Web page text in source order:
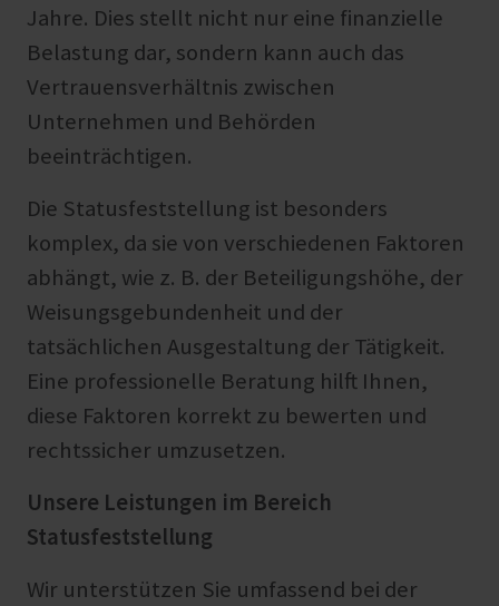
Jahre. Dies stellt nicht nur eine finanzielle
Belastung dar, sondern kann auch das
Vertrauensverhältnis zwischen
Unternehmen und Behörden
beeinträchtigen.
Die Statusfeststellung ist besonders
komplex, da sie von verschiedenen Faktoren
abhängt, wie z. B. der Beteiligungshöhe, der
Weisungsgebundenheit und der
tatsächlichen Ausgestaltung der Tätigkeit.
Eine professionelle Beratung hilft Ihnen,
diese Faktoren korrekt zu bewerten und
rechtssicher umzusetzen.
Unsere Leistungen im Bereich
Statusfeststellung
Wir unterstützen Sie umfassend bei der